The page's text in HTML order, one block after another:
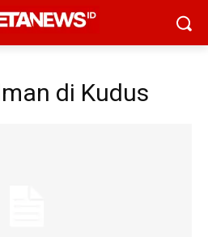
di Kudus